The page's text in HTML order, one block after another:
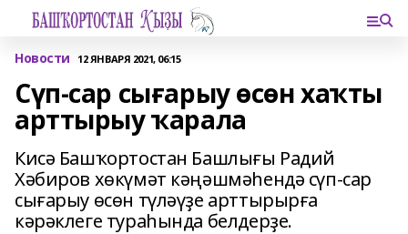
Новости 12 ЯНВАРЯ 2021, 06:15
Сүп-сар сығарыу өсөн хаҡты
арттырыу ҡарала
Кисә Башҡортостан Башлығы Радий
Хәбиров хөкүмәт кәңәшмәһендә сүп-сар
сығарыу өсөн түләүҙе арттырырға
кәрәклеге тураһында белдерҙе.